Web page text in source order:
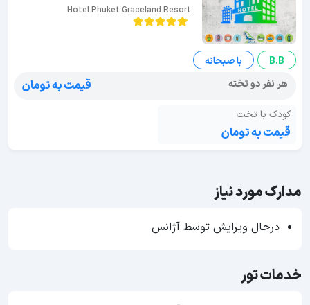
Hotel Phuket Graceland Resort
B.B
با صبحانه
هر نفر دو تخته
قیمت به تومان
کودک با تخت
قیمت به تومان
مدارک مورد نیاز
درحال ویرایش توسط آژانس
خدمات تور